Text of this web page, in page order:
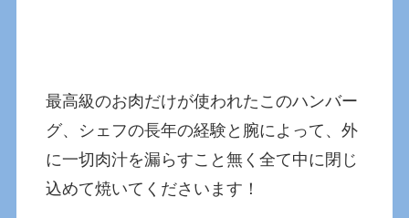
最高級のお肉だけが使われたこのハンバー
グ、シェフの長年の経験と腕によって、外
に一切肉汁を漏らすこと無く全て中に閉じ
込めて焼いてくださいます！